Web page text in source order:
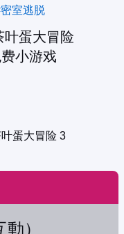
室逃脱
蛋大冒险 3
）